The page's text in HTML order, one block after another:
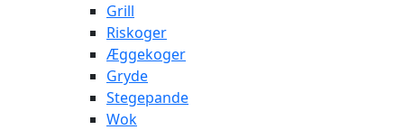
Grill
Riskoger
Æggekoger
Gryde
Stegepande
Wok